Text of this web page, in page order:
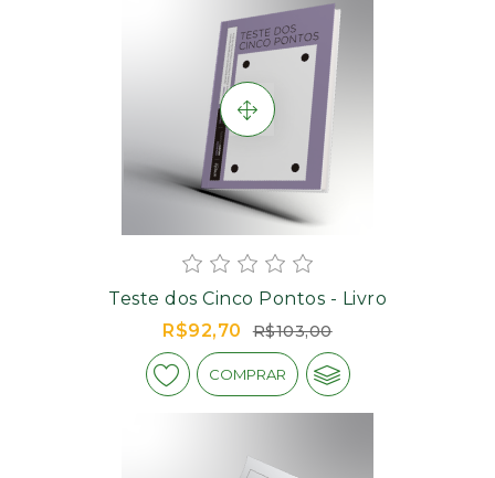
Teste dos Cinco Pontos - Livro
R$92,70
R$103,00
COMPRAR